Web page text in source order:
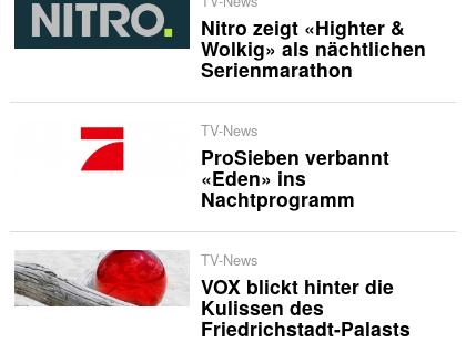
Nitro zeigt «Highter &
Wolkig» als nächtlichen
Serienmarathon
TV-News
ProSieben verbannt
«Eden» ins
Nachtprogramm
TV-News
VOX blickt hinter die
Kulissen des
Friedrichstadt-Palasts